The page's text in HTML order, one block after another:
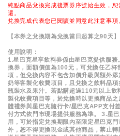
純點商品兌換完成後票券序號始生效，
還。
兌換完成代表您已閱讀並同意此注意事項
【本券之兌換期為兌換當日起算之90天】
使用說明：
1.星巴克星享飲料券係由星巴克提供服務
換券，面額價值為100元，可兌換任乙
項，但兌換內容不包含加價升級與額外
奶等客製化收費項目，且兌換之飲料品項
瓶裝水及果汁。若點購超過110元以上飲
製化收費項目等，於兌換時以更換商品
體禮券與星巴克隨行卡/星巴克APP支付
付方式依門市現場提供服務為準。3.星
用，可於指定兌換期限內至限定星巴克
外，恕不得更換現金或其他商品，禁止